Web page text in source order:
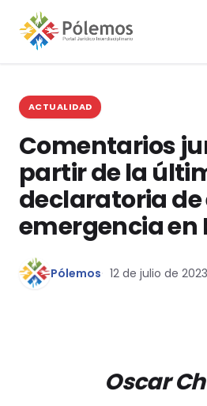
ACTUALIDAD
Comentarios
partir de la
declaratoria de
emergencia en
Pólemos 12 de julio de 2023
Oscar